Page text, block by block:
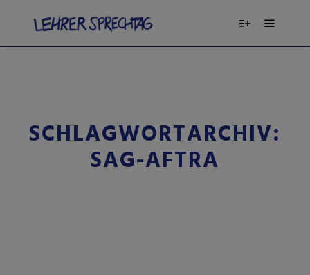
SCHLAGWORTARCHIV:
SAG-AFTRA